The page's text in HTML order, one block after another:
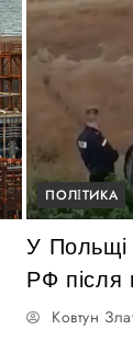
ПОЛІТИКА
У Польщі
РФ після
Ковтун